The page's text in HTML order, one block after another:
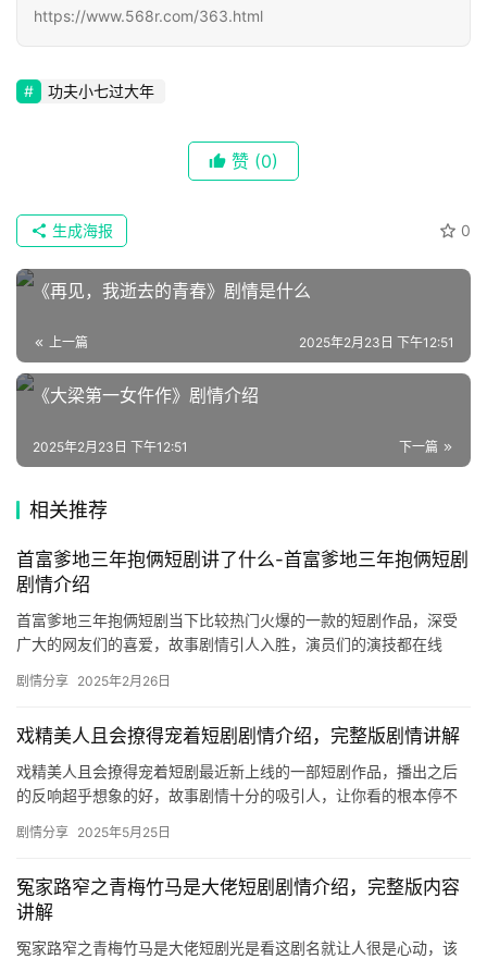
墨
语
文
集
🔥
榜
速
递
🌱
博
主
星
选
🎬
剧
剧
https://www.568r.com/363.html
功夫小七过大年
赞 (0)
0
生成海报
《再见，我逝去的青春》剧情是什么
上一篇 2025年2月23日 下午12:51
《大梁第一女仵作》剧情介绍
下一篇
2025年2月23日 下午12:51
相关推荐
首富爹地三年抱俩短剧讲了什么-首富爹地三年抱俩短剧
剧情介绍
首富爹地三年抱俩短剧当下比较热门火爆的一款的短剧作品，深受
广大的网友们的喜爱，故事剧情引人入胜，演员们的演技都在线
首…
剧情分享 2025年2月26日
戏精美人且会撩得宠着短剧剧情介绍，完整版剧情讲解
戏精美人且会撩得宠着短剧最近新上线的一部短剧作品，播出之后
的反响超乎想象的好，故事剧情十分的吸引人，让你看的根本停不
精…
剧情分享 2025年5月25日
冤家路窄之青梅竹马是大佬短剧剧情介绍，完整版内容
讲解
冤家路窄之青梅竹马是大佬短剧光是看这剧名就让人很是心动，该